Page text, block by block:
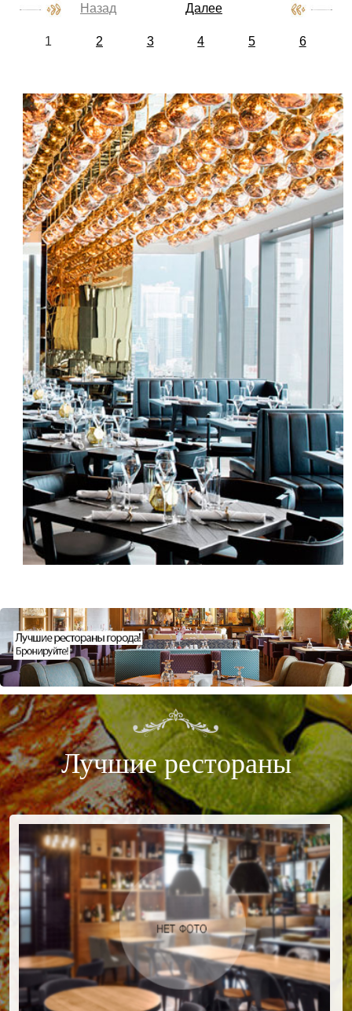
Назад
1 2 3 4 5 6
Далее
Лучшие рестораны